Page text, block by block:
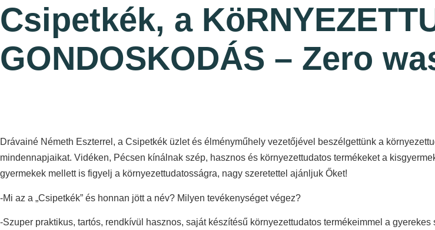
Csipetkék, a
GONDOSKODÁS – Zero
Drávainé Németh Eszterrel, a Csipetkék üzlet és élményműhely vezetőjével beszélgettünk a
mindennapjaikat. Vidéken, Pécsen kínálnak szép, hasznos és környezettudatos termékeket a
gyermekek mellett is figyelj a környezettudatosságra, nagy szeretettel ajánljuk Őket!
-Mi az a „Csipetkék” és honnan jött a név? Milyen tevékenységet végez?
-Szuper praktikus, tartós, rendkívül hasznos, saját készítésű környezettudatos termékeimmel a